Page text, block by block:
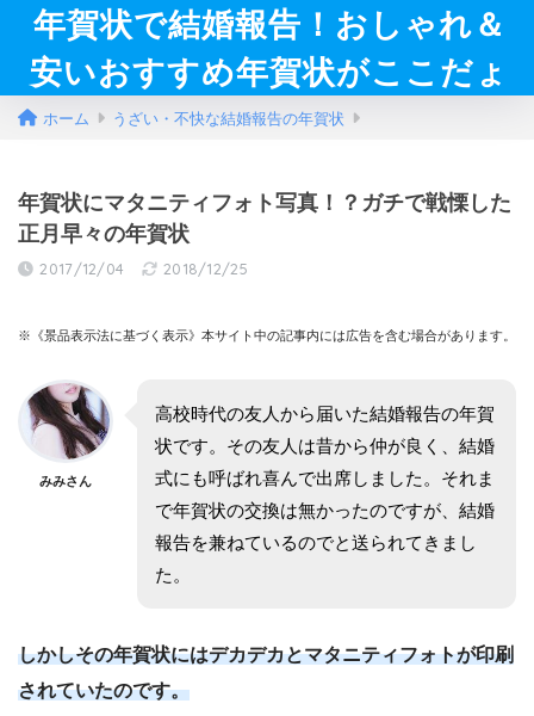
年賀状で結婚報告！おしゃれ＆
安いおすすめ年賀状がここだょ
ホーム うざい・不快な結婚報告の年賀状
年賀状にマタニティフォト写真！？ガチで戦慄した
正月早々の年賀状
2017/12/04 2018/12/25
※《景品表示法に基づく表示》本サイト中の記事内には広告を含む場合があります。
みみさん
高校時代の友人から届いた結婚報告の年賀
状です。その友人は昔から仲が良く、結婚
式にも呼ばれ喜んで出席しました。それま
で年賀状の交換は無かったのですが、結婚
報告を兼ねているのでと送られてきまし
た。
しかしその年賀状にはデカデカとマタニティフォトが印刷
されていたのです。